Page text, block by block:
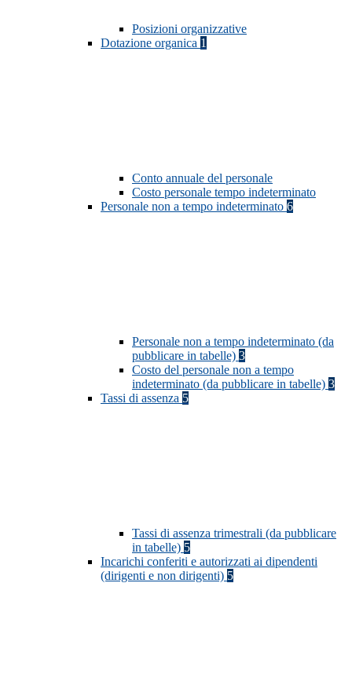
Posizioni organizzative
Dotazione organica 1
Conto annuale del personale
Costo personale tempo indeterminato
Personale non a tempo indeterminato 6
Personale non a tempo indeterminato (da
pubblicare in tabelle) 3
Costo del personale non a tempo
indeterminato (da pubblicare in tabelle) 3
Tassi di assenza 5
Tassi di assenza trimestrali (da pubblicare
in tabelle) 5
Incarichi conferiti e autorizzati ai dipendenti
(dirigenti e non dirigenti) 5